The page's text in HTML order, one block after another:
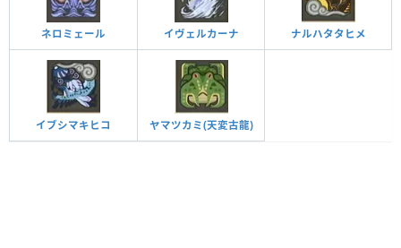
ネロミェール イヴェルカーナ ナルハタタヒメ
イブシマキヒコ ヤマツカミ(天変古龍)